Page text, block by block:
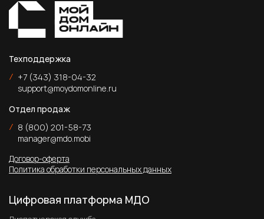
Техподдержка
/ +7 (343) 318-04-32
support@moydomonline.ru
Отдел продаж
/ 8 (800) 201-58-73
manager@mdo.mobi
Договор-оферта
Политика обработки персональных данных
Цифровая платформа МДО